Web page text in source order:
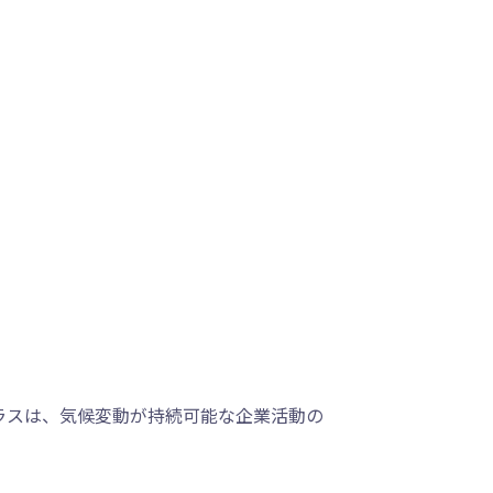
は、気候変動が持続可能な企業活動の